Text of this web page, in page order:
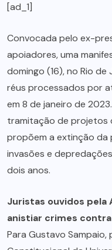
[ad_1]
Convocada pelo ex-
apoiadores, uma
domingo (16), no Rio
réus processados por
em 8 de janeiro de
tramitação de projetos
propõem a extinção da
invasões e
dois anos.
Juristas ouvidos pela
anistiar crimes
Para Gustavo